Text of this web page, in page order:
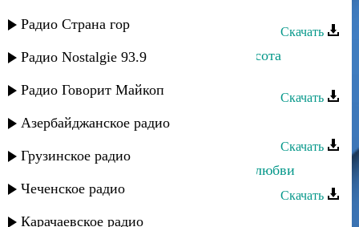
Радио Страна гор
Радио Nostalgie 93.9
Радио Говорит Майкоп
Азербайджанское радио
Грузинское радио
Чеченское радио
Карачаевское радио
Скачать
Альбина Казакмурзаева - Твоя красота
Скачать
Динара Джамалудинова - Красота
Скачать
Динара Джамалудинова - Красота любви
Скачать
Курбан Кулизанов - Твоя красота